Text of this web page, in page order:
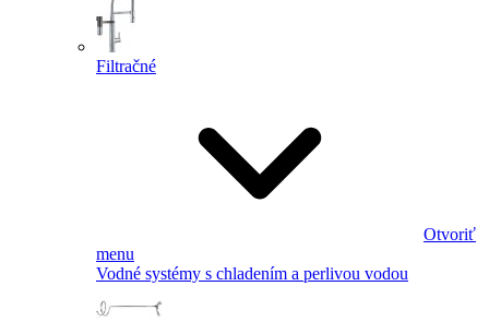
Filtračné
Otvoriť
menu
Vodné systémy s chladením a perlivou vodou